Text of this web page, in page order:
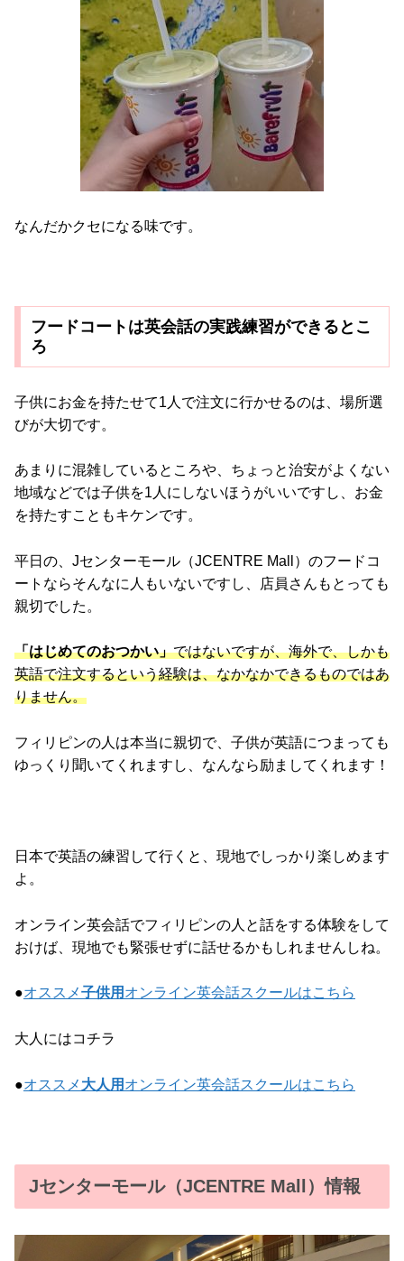
なんだかクセになる味です。
フードコートは英会話の実践練習ができるとこ
ろ
子供にお金を持たせて1人で注文に行かせるのは、場所選
びが大切です。
あまりに混雑しているところや、ちょっと治安がよくない
地域などでは子供を1人にしないほうがいいですし、お金
を持たすこともキケンです。
平日の、Jセンターモール（JCENTRE Mall）のフードコ
ートならそんなに人もいないですし、店員さんもとっても
親切でした。
「はじめてのおつかい」ではないですが、海外で、しかも
英語で注文するという経験は、なかなかできるものではあ
りません。
フィリピンの人は本当に親切で、子供が英語につまっても
ゆっくり聞いてくれますし、なんなら励ましてくれます！
日本で英語の練習して行くと、現地でしっかり楽しめます
よ。
オンライン英会話でフィリピンの人と話をする体験をして
おけば、現地でも緊張せずに話せるかもしれませんしね。
●オススメ子供用 オンライン英会話スクールはこちら
大人にはコチラ
●オススメ 大人用 オンライン英会話スクールはこちら
Jセンターモール（JCENTRE Mall）情報